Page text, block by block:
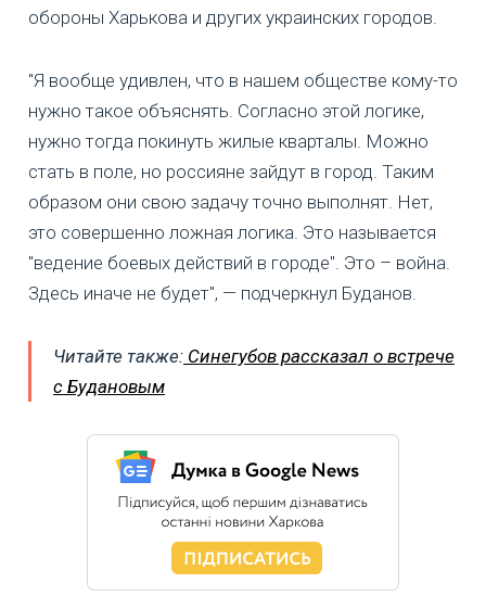
обороны Харькова и других украинских городов.
"Я вообще удивлен, что в нашем обществе кому-то
нужно такое объяснять. Согласно этой логике,
нужно тогда покинуть жилые кварталы. Можно
стать в поле, но россияне зайдут в город. Таким
образом они свою задачу точно выполнят. Нет,
это совершенно ложная логика. Это называется
"ведение боевых действий в городе". Это – война.
Здесь иначе не будет", — подчеркнул Буданов.
Читайте также: Синегубов рассказал о встрече
с Будановым